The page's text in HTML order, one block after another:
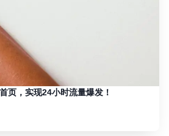
页，实现24小时流量爆发！